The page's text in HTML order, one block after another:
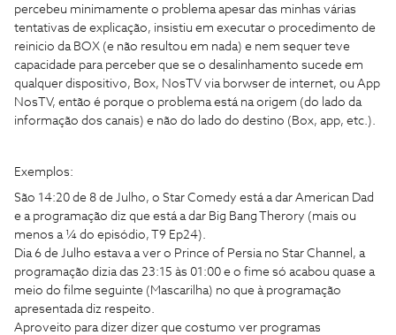
percebeu minimamente o problema apesar das minhas várias
tentativas de explicação, insistiu em executar o procedimento de
reinicio da BOX (e não resultou em nada) e nem sequer teve
capacidade para perceber que se o desalinhamento sucede em
qualquer dispositivo, Box, NosTV via borwser de internet, ou App
NosTV, então é porque o problema está na origem (do lado da
informação dos canais) e não do lado do destino (Box, app, etc.).
Exemplos:
São 14:20 de 8 de Julho, o Star Comedy está a dar American Dad
e a programação diz que está a dar Big Bang Therory (mais ou
menos a ¼ do episódio, T9 Ep24).
Dia 6 de Julho estava a ver o Prince of Persia no Star Channel, a
programação dizia das 23:15 às 01:00 e o fime só acabou quase a
meio do filme seguinte (Mascarilha) no que à programação
apresentada diz respeito.
Aproveito para dizer dizer que costumo ver programas